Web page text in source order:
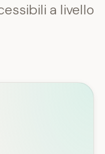
a livello